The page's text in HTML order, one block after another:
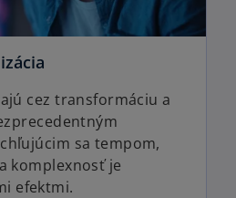
cez transformáciu a
sa tempom,
komplexnosť je
efektmi.